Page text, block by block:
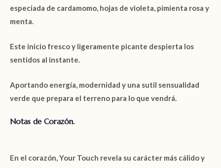
especiada de cardamomo, hojas de violeta, pimienta rosa y
menta.
Este inicio fresco y ligeramente picante despierta los
sentidos al instante.
Aportando energía, modernidad y una sutil sensualidad
verde que prepara el terreno para lo que vendrá.
Notas de Corazón.
En el corazón,Your Touch revela su carácter más cálido y